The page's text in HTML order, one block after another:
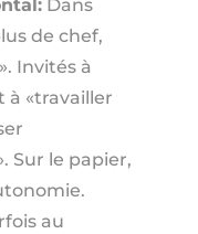
Dans
de chef,
Invités à
à «travailler
Sur le papier,
au